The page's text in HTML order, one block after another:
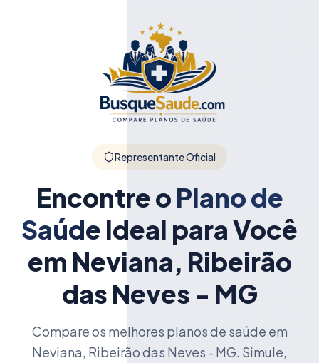
Representante Oficial
Encontre o Plano de
Saúde Ideal para Você
em Neviana, Ribeirão
das Neves - MG
Compare os melhores planos de saúde em
Neviana, Ribeirão das Neves - MG. Simule,